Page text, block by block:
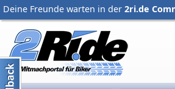
Deine Freunde warten in der 2ri.de